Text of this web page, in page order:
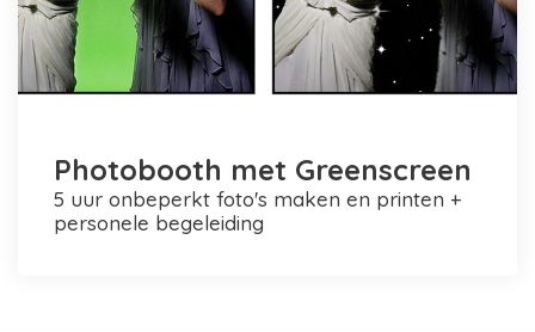
Photobooth met Greenscreen
5 uur onbeperkt foto's maken en printen +
personele begeleiding